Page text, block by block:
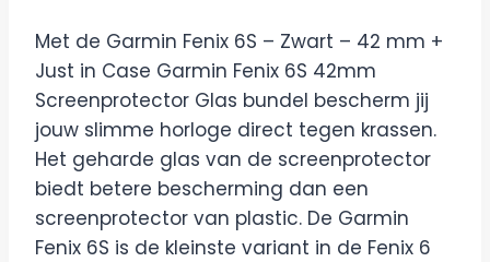
Met de Garmin Fenix 6S – Zwart – 42 mm +
Just in Case Garmin Fenix 6S 42mm
Screenprotector Glas bundel bescherm jij
jouw slimme horloge direct tegen krassen.
Het geharde glas van de screenprotector
biedt betere bescherming dan een
screenprotector van plastic. De Garmin
Fenix 6S is de kleinste variant in de Fenix 6